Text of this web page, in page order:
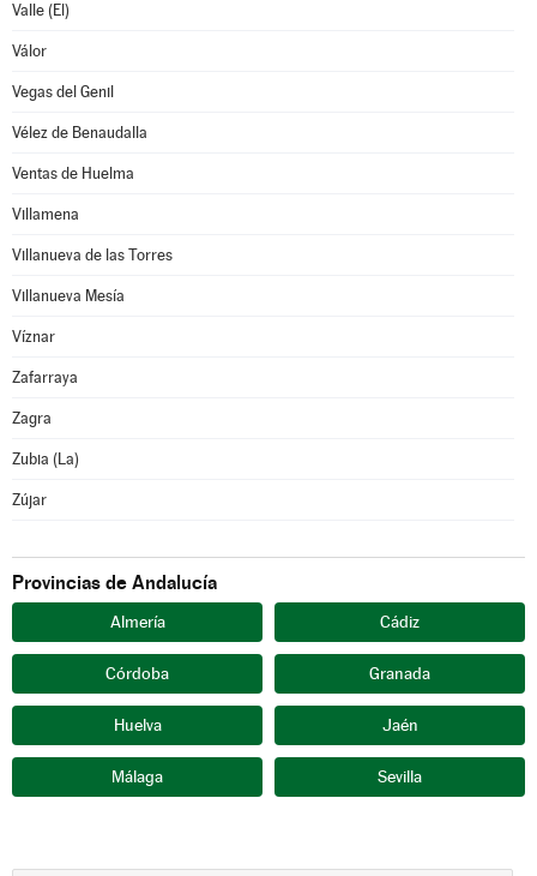
Valle (El)
Válor
Vegas del Genil
Vélez de Benaudalla
Ventas de Huelma
Villamena
Villanueva de las Torres
Villanueva Mesía
Víznar
Zafarraya
Zagra
Zubia (La)
Zújar
Provincias de Andalucía
Almería Cádiz
Córdoba Granada
Huelva Jaén
Málaga Sevilla